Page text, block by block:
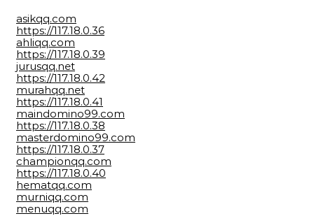
asikqq.com
https://117.18.0.36
ahliqq.com
https://117.18.0.39
jurusqq.net
https://117.18.0.42
murahqq.net
https://117.18.0.41
maindomino99.com
https://117.18.0.38
masterdomino99.com
https://117.18.0.37
championqq.com
https://117.18.0.40
hematqq.com
murniqq.com
menuqq.com